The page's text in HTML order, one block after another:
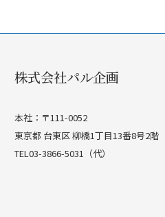
株式会社パル企画
本社：〒111-0052
東京都 台東区 柳橋1丁目13番8号2階
TEL03-3866-5031（代）